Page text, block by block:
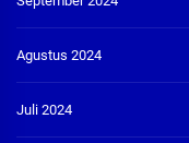
Agustus 2024
Juli 2024